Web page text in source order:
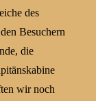
des
Besuchern
die
wir noch